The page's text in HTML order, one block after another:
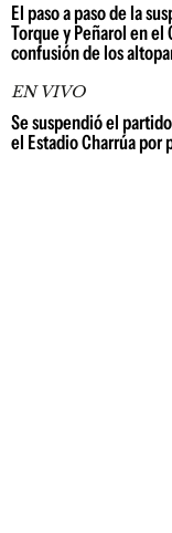
El paso a paso de la
Torque y Peñarol en el
confusión de los
EN VIVO
Se suspendió el
el Estadio Charrúa por